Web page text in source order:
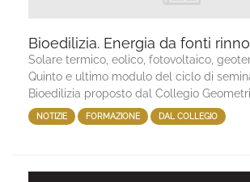
Bioedilizia. Energia da fonti
Solare termico, eolico, fotovoltaico,
Quinto e ultimo modulo del ciclo di
Bioedilizia proposto dal Collegio
NOTIZIE FORMAZIONE DAL COLLEGIO